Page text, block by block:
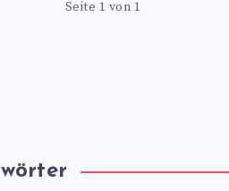
Seite 1 von 1